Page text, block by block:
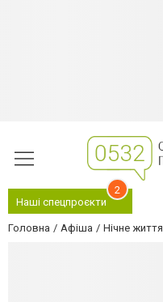
Наші спецпроєкти
2
Головна Афіша Нічне життя